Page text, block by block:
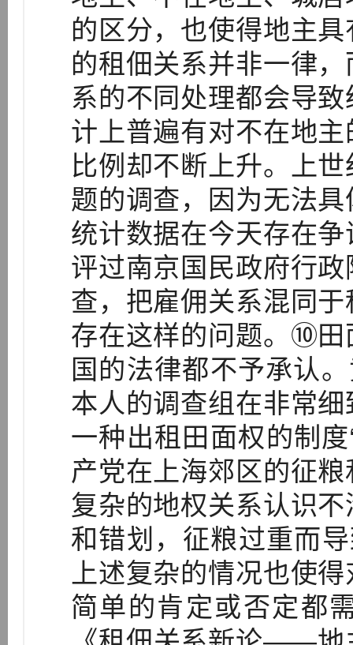
的区分，也使得地主
的租佃关系并非一律
系的不同处理都会导
计上普遍有对不在地
比例却不断上升。上
题的调查，因为无法
统计数据在今天存在
评过南京国民政府行
查，把雇佣关系混同
存在这样的问题。⑩田
国的法律都不予承认
本人的调查组在非常
一种出租田面权的制
产党在上海郊区的征
复杂的地权关系认识
和错划，征粮过重而
上述复杂的情况也使
简单的肯定或否定都